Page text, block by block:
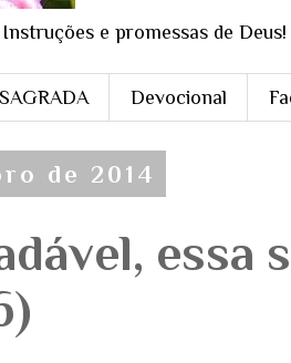
e promessas de Deus!
Devocional
de 2014
essa